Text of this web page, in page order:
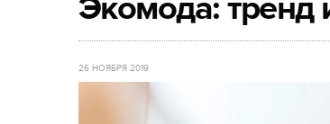
26 НОЯБРЯ 2019